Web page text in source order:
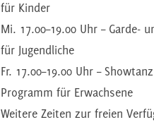
für Kinder
Mi. 17.00–19.00 Uhr – Garde-
für Jugendliche
Fr. 17.00–19.00 Uhr –
Programm für Erwachsene
Weitere Zeiten zur freien